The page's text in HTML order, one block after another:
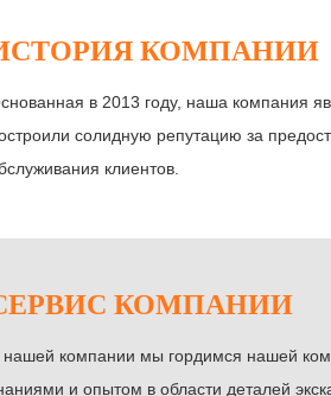
КОМПАНИИ
в 2013 году, наша компания
солидную репутацию за
клиентов.
КОМПАНИИ
нашей компании мы гордимся нашей
и опытом в области деталей